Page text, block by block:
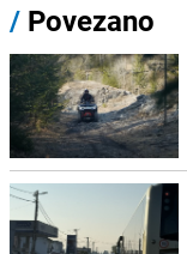
/ Povezano